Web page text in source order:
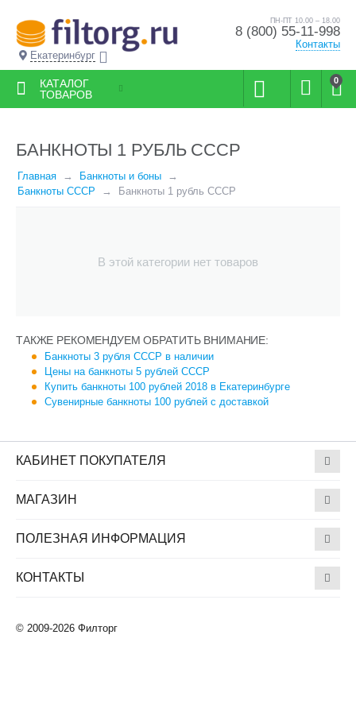
Екатеринбург
ПН-ПТ 10.00 – 18.00
8 (800) 55-11-998
Контакты
0
КАТАЛОГ
ТОВАРОВ
БАНКНОТЫ 1 РУБЛЬ СССР
Главная
Банкноты и боны
Банкноты СССР
Банкноты 1 рубль СССР
В этой категории нет товаров
ТАКЖЕ РЕКОМЕНДУЕМ ОБРАТИТЬ ВНИМАНИЕ:
Банкноты 3 рубля СССР в наличии
Цены на банкноты 5 рублей СССР
Купить банкноты 100 рублей 2018 в Екатеринбурге
Сувенирные банкноты 100 рублей с доставкой
КАБИНЕТ ПОКУПАТЕЛЯ
МАГАЗИН
ПОЛЕЗНАЯ ИНФОРМАЦИЯ
КОНТАКТЫ
© 2009-2026 Филторг